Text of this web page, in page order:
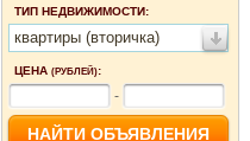
ТИП НЕДВИЖИМОСТИ:
квартиры (вторичка)
ЦЕНА (РУБЛЕЙ):
-